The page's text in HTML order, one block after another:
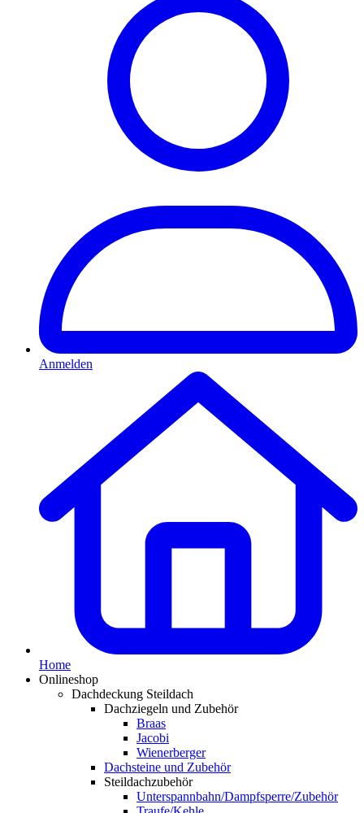
Anmelden
Home
Onlineshop
Dachdeckung Steildach
Dachziegeln und Zubehör
Braas
Jacobi
Wienerberger
Dachsteine und Zubehör
Steildachzubehör
Unterspannbahn/Dampfsperre/Zubehör